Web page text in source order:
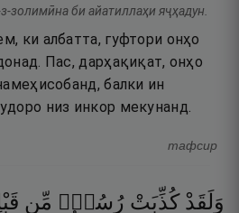
золимӣна би айатиллаҳи яҷҳадун.
ки албатта, гуфтори онҳо
Пас, дарҳақиқат, онҳо
балки ин
низ инкор мекунанд.
тафсир
وَلَقَدْ كُذِّبَتْ رُسُلٌۭ مِّن